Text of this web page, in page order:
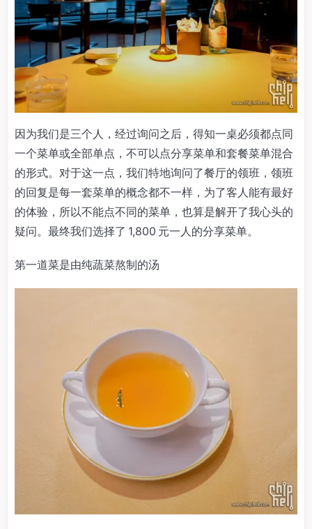
因为我们是三个人，经过询问之后，得知一桌必须都点同
一个菜单或全部单点，不可以点分享菜单和套餐菜单混合
的形式。对于这一点，我们特地询问了餐厅的领班，领班
的回复是每一套菜单的概念都不一样，为了客人能有最好
的体验，所以不能点不同的菜单，也算是解开了我心头的
疑问。最终我们选择了 1,800 元一人的分享菜单。
第一道菜是由纯蔬菜熬制的汤